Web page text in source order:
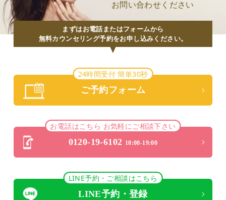
お問い合わせください
まずはお電話またはフォームから
無料カウンセリング予約をお申し込みください。
24時間受付 簡単30秒
ご予約フォーム
お電話はこちら お気軽にご相談下さい
0120-19-6102 10:00-19:00
LINE予約・ご相談はこちら
LINE予約・登録